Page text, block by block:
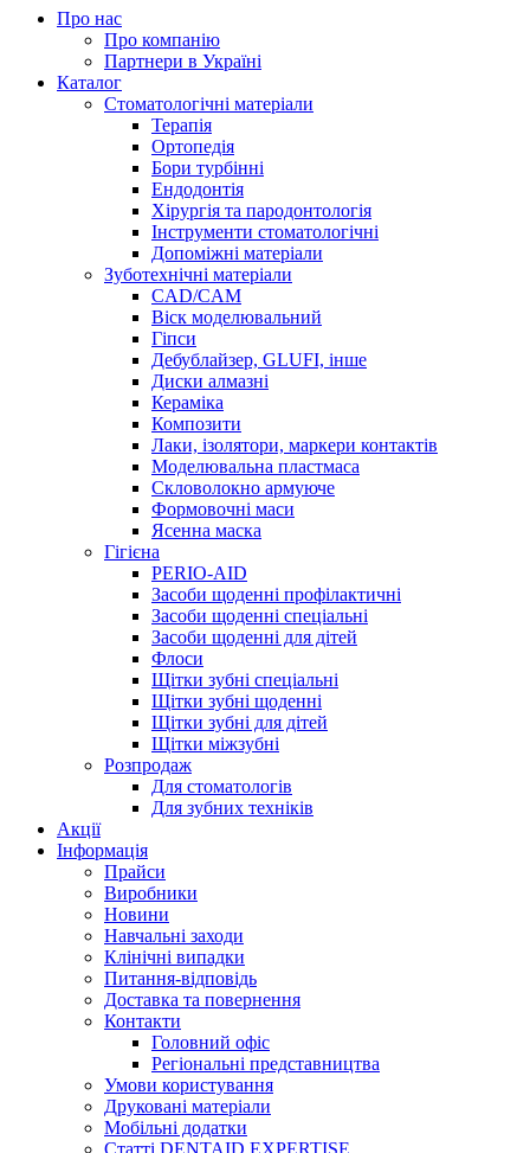
Про нас
Про компанію
Партнери в Україні
Каталог
Стоматологічні матеріали
Терапія
Ортопедія
Бори турбінні
Ендодонтія
Хірургія та пародонтологія
Інструменти стоматологічні
Допоміжні матеріали
Зуботехнічні матеріали
CAD/CAM
Віск моделювальний
Гіпси
Дебублайзер, GLUFI, інше
Диски алмазні
Кераміка
Композити
Лаки, ізолятори, маркери контактів
Моделювальна пластмаса
Скловолокно армуюче
Формовочні маси
Ясенна маска
Гігієна
PERIO-AID
Засоби щоденні профілактичні
Засоби щоденні спеціальні
Засоби щоденні для дітей
Флоси
Щітки зубні спеціальні
Щітки зубні щоденні
Щітки зубні для дітей
Щітки міжзубні
Розпродаж
Для стоматологів
Для зубних техніків
Акції
Інформація
Прайси
Виробники
Новини
Навчальні заходи
Клінічні випадки
Питання-відповідь
Доставка та повернення
Контакти
Головний офіс
Регіональні представництва
Умови користування
Друковані матеріали
Мобільні додатки
Статті DENTAID EXPERTISE